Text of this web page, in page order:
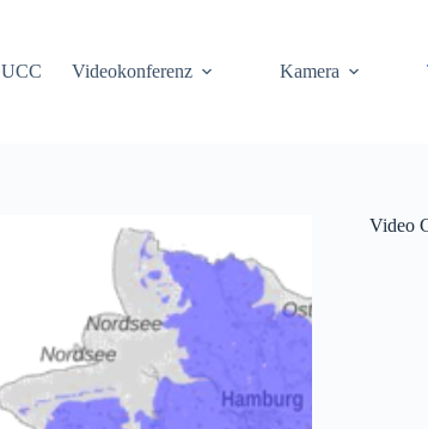
UCC Videokonferenz Kamera
Video